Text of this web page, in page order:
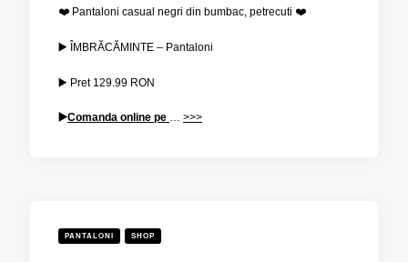
❤️ Pantaloni casual negri din bumbac, petrecuti ❤️
▶️ ÎMBRĂCĂMINTE – Pantaloni
▶️ Pret 129.99 RON
▶️Comanda online pe … >>>
PANTALONI SHOP